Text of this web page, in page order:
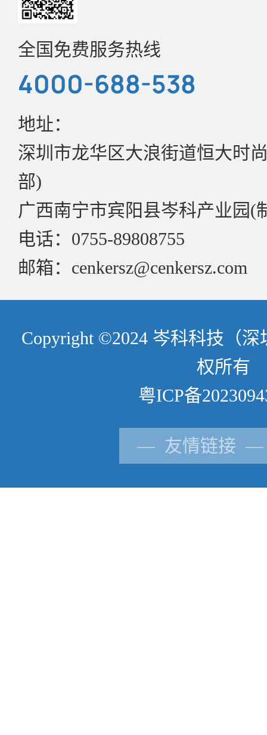
更多行业分类
环保证书
样品申请
目录书
实验室介绍
资质证书
公司资讯
管理政策
招聘中心
全国免费服务热线
4000-688-538
地址：
深圳市龙华区大浪街道恒大时
部)
广西南宁市宾阳县岑科产业园(
电话：0755-89808755
邮箱：cenkersz@cenkersz.com
Copyright ©2024 岑科科技（
权所有
粤ICP备
— 友情链接 —
供应商登记